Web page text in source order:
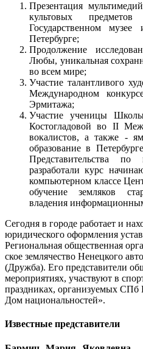
Презентация
культовых
Государственном
Петербурге;
Продолжение
Любы, уникальная
во всем мире;
Участие талантливого
Международном
Эрмитажа;
Участие ученицы
Костогладовой во II
вокалистов, а также -
образование в
Представительства по
разработали курс
компьютерном классе
обучение земляков
владения
Сегодня в городе работает и
юридического оформления
Региональная общественная
ское землячество Ненецкого
(Дружба). Его представители
мероприятиях, участвуют в
праздниках, организуемых СПб
Дом национальностей».
Известные представители